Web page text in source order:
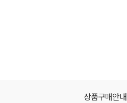
상품구매안내